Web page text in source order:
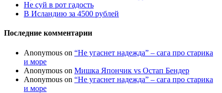
Не суй в рот гадость
В Исландию за 4500 рублей
Последние комментарии
Anonymous on “Не угаснет надежда” – сага про старика
и море
Anonymous on Мишка Япончик vs Остап Бендер
Anonymous on “Не угаснет надежда” – сага про старика
и море